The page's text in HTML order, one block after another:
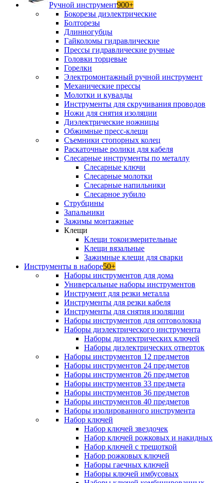
Ручной инструмент900+
Бокорезы диэлектрические
Болторезы
Длинногубцы
Гайколомы гидравлические
Прессы гидравлические ручные
Головки торцевые
Горелки
Электромонтажный ручной инструмент
Механические прессы
Молотки и кувалды
Инструменты для скручивания проводов
Ножи для снятия изоляции
Диэлектрические ножницы
Обжимные пресс-клещи
Съемники стопорных колец
Раскаточные ролики для кабеля
Слесарные инструменты по металлу
Слесарные ключи
Слесарные молотки
Слесарные напильники
Слесарное зубило
Струбцины
Запальники
Зажимы монтажные
Клещи
Клещи токоизмерительные
Клещи вязальные
Зажимные клещи для сварки
Инструменты в наборе50+
Наборы инструментов для дома
Универсальные наборы инструментов
Инструмент для резки металла
Инструменты для резки кабеля
Инструменты для снятия изоляции
Наборы инструментов для оптоволокна
Наборы диэлектрического инструмента
Наборы диэлектрических ключей
Наборы диэлектрических отверток
Наборы инструментов 12 предметов
Наборы инструментов 24 предметов
Наборы инструментов 26 предметов
Наборы инструментов 33 предмета
Наборы инструментов 36 предметов
Наборы инструментов 40 предметов
Наборы изолированного инструмента
Набор ключей
Набор ключей звездочек
Набор ключей рожковых и накидных
Набор ключей с трещоткой
Набор рожковых ключей
Наборы гаечных ключей
Наборы ключей имбусовых